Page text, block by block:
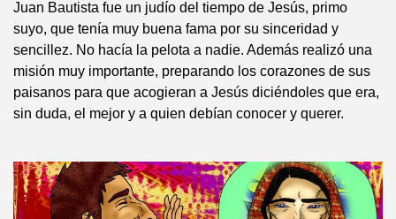
Juan Bautista fue un judío del tiempo de Jesús, primo
suyo, que tenía muy buena fama por su sinceridad y
sencillez. No hacía la pelota a nadie. Además realizó una
misión muy importante, preparando los corazones de sus
paisanos para que acogieran a Jesús diciéndoles que era,
sin duda, el mejor y a quien debían conocer y querer.